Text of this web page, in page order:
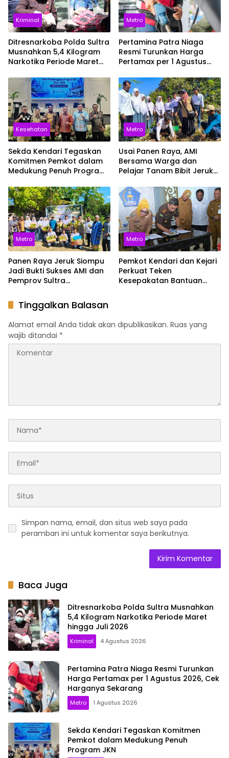
Kriminal
Ditresnarkoba Polda Sultra
Musnahkan 5,4 Kilogram
Narkotika Periode Maret
Metro
Pertamina Patra Niaga
Resmi Turunkan Harga
Pertamax per 1 Agustus
Sekarang
Kesehatan
Sekda Kendari Tegaskan
Komitmen Pemkot dalam
Medukung Penuh Program
Metro
Usai Panen Raya, AMI
Bersama Warga dan
Pelajar Tanam Bibit Jeruk
Biwinapada
Metro
Panen Raya Jeruk Siompu
Jadi Bukti Sukses AMI dan
Pemprov Sultra
Endemik
Metro
Pemkot Kendari dan Kejari
Perkuat Teken
Kesepakatan Bantuan
Tinggalkan Balasan
Alamat email Anda tidak akan dipublikasikan. Ruas yang
wajib ditandai *
Simpan nama, email, dan situs web saya pada
peramban ini untuk komentar saya berikutnya.
Baca Juga
Ditresnarkoba Polda Sultra Musnahkan
5,4 Kilogram Narkotika Periode Maret
hingga Juli 2026
Kriminal 4 Agustus 2026
Pertamina Patra Niaga Resmi Turunkan
Harga Pertamax per 1 Agustus 2026, Cek
Harganya Sekarang
Metro 1 Agustus 2026
Sekda Kendari Tegaskan Komitmen
Pemkot dalam Medukung Penuh
Program JKN